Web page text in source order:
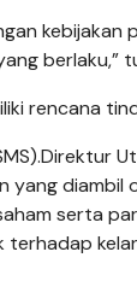
berlaku,”
rencana
yang
serta